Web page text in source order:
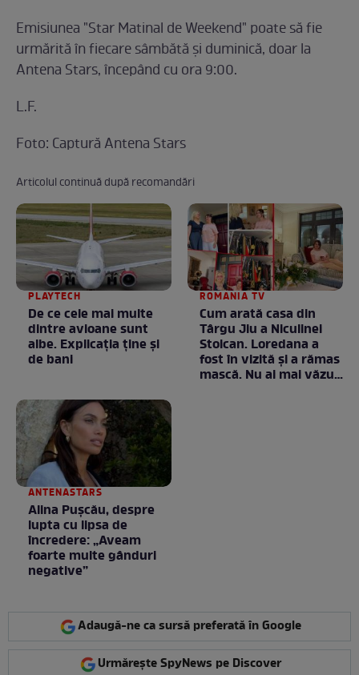
Emisiunea "Star Matinal de Weekend" poate să fie
urmărită în fiecare sâmbătă şi duminică, doar la
Antena Stars, începând cu ora 9:00.
L.F.
Foto: Captură Antena Stars
Articolul continuă după recomandări
PLAYTECH
De ce cele mai multe
dintre avioane sunt
albe. Explicația ține și
de bani
ROMANIA TV
Cum arată casa din
Târgu Jiu a Niculinei
Stoican. Loredana a
fost în vizită și a rămas
mască. Nu ai mai văzut
ANTENASTARS
Alina Pușcău, despre
lupta cu lipsa de
încredere: „Aveam
foarte multe gânduri
negative”
Adaugă-ne ca sursă preferată în Google
Urmărește SpyNews pe Discover